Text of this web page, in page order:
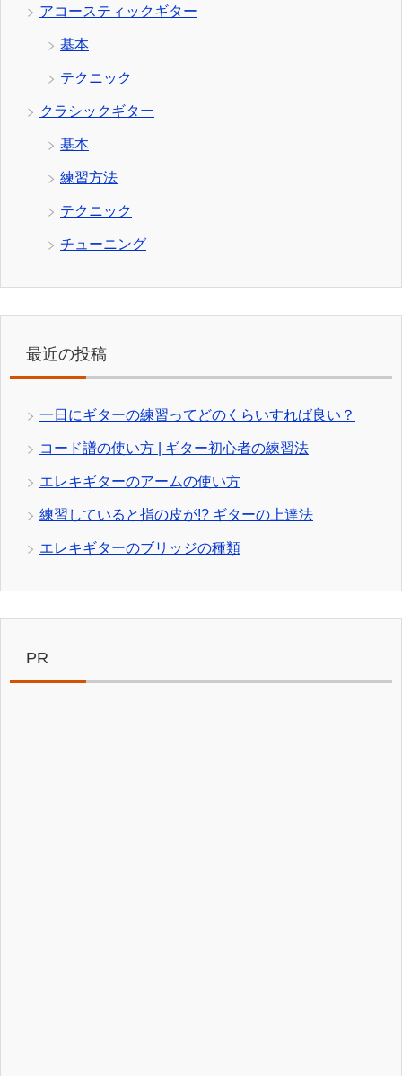
アコースティックギター
基本
テクニック
クラシックギター
基本
練習方法
テクニック
チューニング
最近の投稿
一日にギターの練習ってどのくらいすれば良い？
コード譜の使い方 | ギター初心者の練習法
エレキギターのアームの使い方
練習していると指の皮が!? ギターの上達法
エレキギターのブリッジの種類
PR